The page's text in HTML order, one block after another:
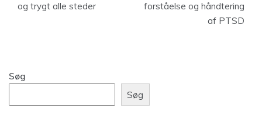
og trygt alle steder
forståelse og håndtering
af PTSD
Søg
Søg